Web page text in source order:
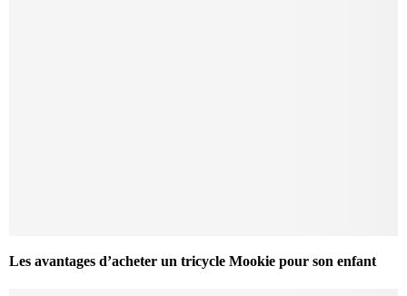
Les avantages d’acheter un tricycle Mookie pour son enfant